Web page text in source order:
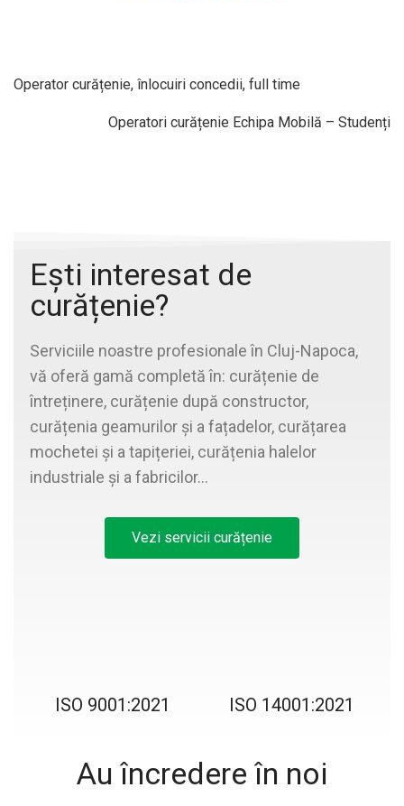
Operator curățenie, înlocuiri concedii, full time
Operatori curățenie Echipa Mobilă – Studenți
Ești interesat de
curățenie?
Serviciile noastre profesionale în Cluj-Napoca,
vă oferă gamă completă în: curățenie de
întreținere, curățenie după constructor,
curățenia geamurilor și a fațadelor, curățarea
mochetei și a tapițeriei, curățenia halelor
industriale și a fabricilor…
Vezi servicii curățenie
ISO 9001:2021 ISO 14001:2021
Au încredere în noi